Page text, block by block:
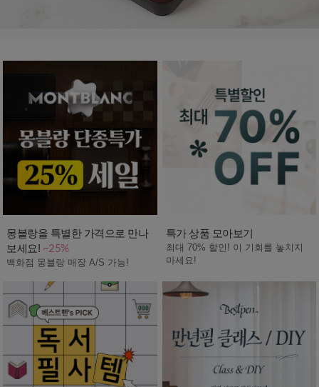
몽블랑을 특별한 가격으로 만나
보세요! ~25%
백화점 몽블랑 매장 A/S 가능!
특가 상품 모아보기
최대 70% 할인! 이 기회를 놓치지
마세요!